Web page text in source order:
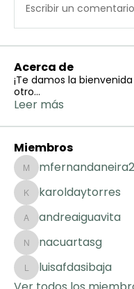
Escribir un
Acerca de
¡Te damos la
otro...
Leer más
Miembros
mfernandaneira21
karoldaytorres
karoldaytorres
andreaiguavita
andreaiguavita
nacuartasg
nacuartasg
luisafdasibaja
luisafdasibaja